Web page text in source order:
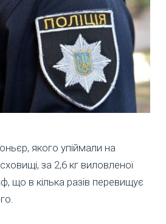
якого упіймали на
за 2,6 кг виловленої
що в кілька разів перевищує